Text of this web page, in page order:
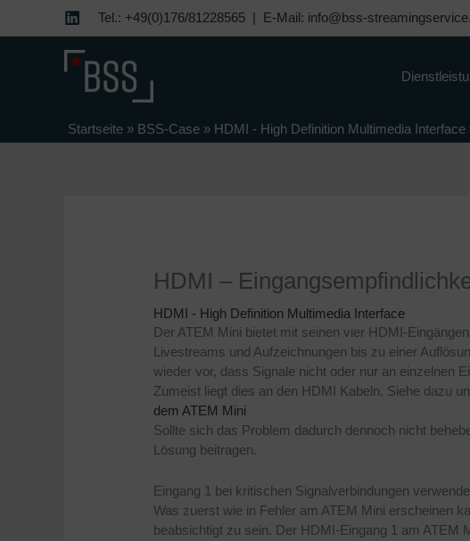
Tel.: +49(0)176/81228565 | E-Mail: info@bss-
Startseite » BSS-Case » HDMI - High Definition Multimedia Interface
HDMI –
HDMI - High Definition Multimedia Interface
Der ATEM Mini bietet mit seinen vier HDMI-
Livestreams und Aufzeichnungen bis zu einer
wieder vor, dass Signale nicht oder nur an einzelnen
Zumeist liegt dies an den HDMI Kabeln. Siehe dazu
dem ATEM Mini
Sollte sich das Problem dadurch dennoch nicht
Lösung beitragen.
Eingang 1 bei kritischen Signalverbindungen
Was zuerst wie in Fehler am ATEM Mini erscheinen
beabsichtigt zu sein. Der HDMI-Eingang 1 am ATEM